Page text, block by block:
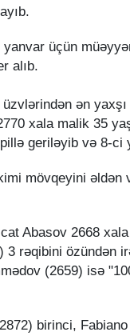
yanvar üçün
alıb.
ən
xala malik 35
geriləyib və 8-ci
mövqeyini əldən
Abasov 2668
3 rəqibini özündən
(2659) isə
birinci,